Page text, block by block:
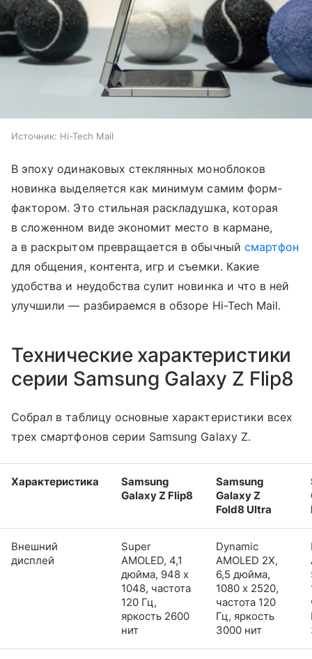
Источник: Hi-Tech Mail
В эпоху одинаковых стеклянных моноблоков
новинка выделяется как минимум самим форм-
фактором. Это стильная раскладушка, которая
в сложенном виде экономит место в кармане,
а в раскрытом превращается в обычный смартфон
для общения, контента, игр и съемки. Какие
удобства и неудобства сулит новинка и что в ней
улучшили — разбираемся в обзоре Hi-Tech Mail.
Технические характеристики
серии Samsung Galaxy Z Flip8
Собрал в таблицу основные характеристики всех
трех смартфонов серии Samsung Galaxy Z.
Характеристика
Samsung
Galaxy Z Flip8
Samsung
Galaxy Z
Fold8 Ultra
Внешний
дисплей
Super
AMOLED, 4,1
дюйма, 948 x
1048, частота
120 Гц,
яркость 2600
нит
Dynamic
AMOLED 2X,
6,5 дюйма,
1080 x 2520,
частота 120
Гц, яркость
3000 нит